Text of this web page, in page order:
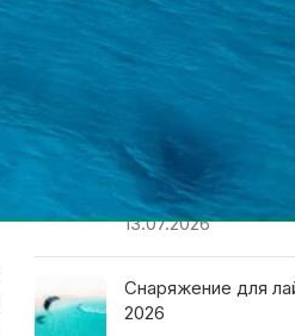
дисциплины в
Ranja Schlotte: 5
покорения волн
13.07.2026
Снаряжение для
2026